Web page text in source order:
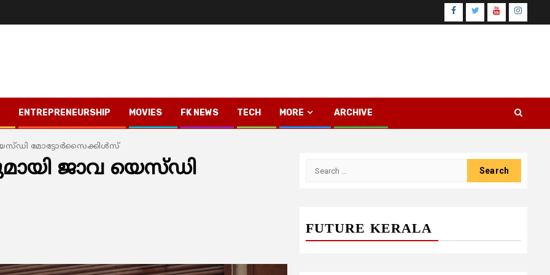
Facebook
TwitterYoutube
ENTREPRENEURSHIP MOVIES FK NEWS TECH MORE ARCHIVE
മോട്ടോര്‍സൈക്കിള്‍സ്
ജാവ യെസ്ഡി
FUTURE KERALA